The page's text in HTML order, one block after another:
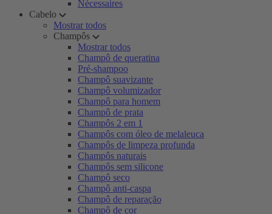
Nécessaires
Cabelo
Mostrar todos
Champôs
Mostrar todos
Champô de queratina
Pré-shampoo
Champô suavizante
Champô volumizador
Champô para homem
Champô de prata
Champôs 2 em 1
Champôs com óleo de melaleuca
Champôs de limpeza profunda
Champôs naturais
Champôs sem silicone
Champô seco
Champô anti-caspa
Champô de reparação
Champô de cor